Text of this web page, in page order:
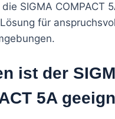
SIGMA COMPACT
für
ist der
5A